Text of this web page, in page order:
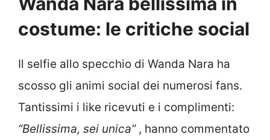
costume: le critiche social
Il selfie allo specchio di Wanda Nara ha
scosso gli animi social dei numerosi fans.
Tantissimi i like ricevuti e i complimenti:
“Bellissima, sei unica”, hanno commentato